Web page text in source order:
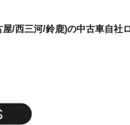
/西三河/鈴鹿)の中古車自社